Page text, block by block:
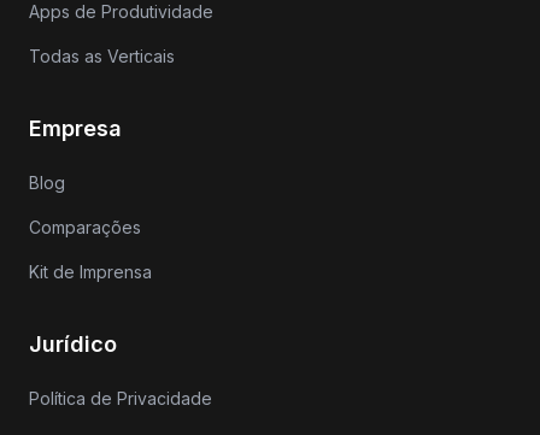
Apps de Produtividade
Todas as Verticais
Empresa
Blog
Comparações
Kit de Imprensa
Jurídico
Política de Privacidade